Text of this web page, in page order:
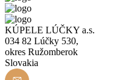
KÚPELE LÚČKY a.s.
034 82 Lúčky 530,
okres Ružomberok
Slovakia